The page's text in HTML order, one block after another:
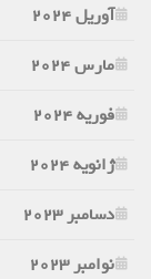
آوریل 2024
مارس 2024
فوریه 2024
ژانویه 2024
دسامبر 2023
نوامبر 2023